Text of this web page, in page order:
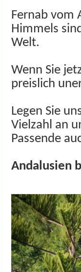
Fernab vom
Himmels
Welt.
Wenn Sie
preislich
Legen Sie
Vielzahl an
Passende
Andalusien